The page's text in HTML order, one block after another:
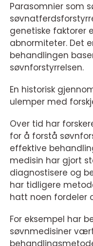
Parasomnier som
genetiske faktorer
abnormiteter. Det
behandlingen
søvnforstyrrelsen.
En historisk
ulemper med
Over tid har
for å forstå
effektive
medisin har gjort
diagnostisere og
har tidligere
hatt noen fordeler
For eksempel har
søvnmedisiner